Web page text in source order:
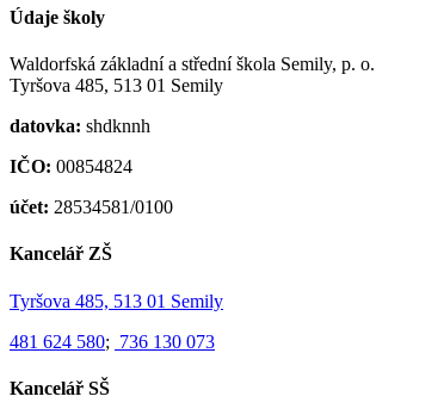
Údaje školy
Waldorfská základní a střední škola Semily, p. o.
Tyršova 485, 513 01 Semily
datovka: shdknnh
IČO: 00854824
účet: 28534581/0100
Kancelář ZŠ
Tyršova 485, 513 01 Semily
481 624 580; 736 130 073
Kancelář SŠ